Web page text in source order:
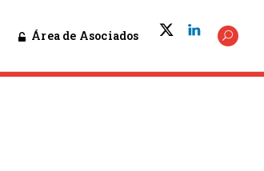
Área de Asociados